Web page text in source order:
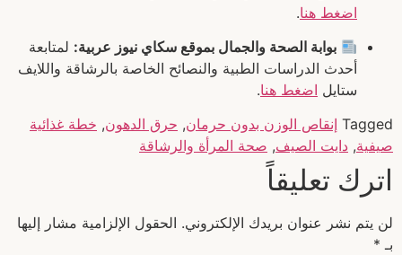
اضغط هنا.
بوابة الصحة والجمال بموقع سكاي نيوز عربية: لمتابعة
أحدث الدراسات الطبية والنصائح الخاصة بالرشاقة واللايف
ستايل اضغط هنا.
Tagged إنقاص الوزن بدون حرمان, حرق الدهون, خطة غذائية
صيفية, دايت الصيف, صحة المرأة والرشاقة
اترك تعليقاً
لن يتم نشر عنوان بريدك الإلكتروني. الحقول الإلزامية مشار إليها
بـ *